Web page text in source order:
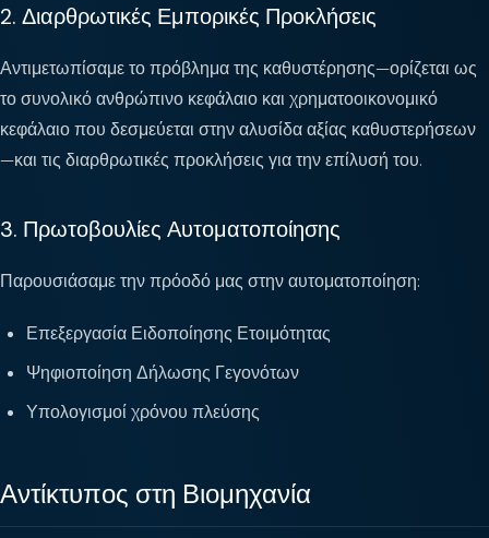
2. Διαρθρωτικές Εμπορικές Προκλήσεις
Αντιμετωπίσαμε το πρόβλημα της καθυστέρησης—ορίζεται ως
το συνολικό ανθρώπινο κεφάλαιο και χρηματοοικονομικό
κεφάλαιο που δεσμεύεται στην αλυσίδα αξίας καθυστερήσεων
—και τις διαρθρωτικές προκλήσεις για την επίλυσή του.
3. Πρωτοβουλίες Αυτοματοποίησης
Παρουσιάσαμε την πρόοδό μας στην αυτοματοποίηση:
Επεξεργασία Ειδοποίησης Ετοιμότητας
Ψηφιοποίηση Δήλωσης Γεγονότων
Υπολογισμοί χρόνου πλεύσης
Αντίκτυπος στη Βιομηχανία